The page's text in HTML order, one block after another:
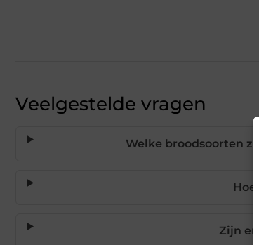
Veelgestelde vragen
Welke broodsoorten
Zijn er